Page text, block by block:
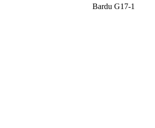
Bardu G17-1